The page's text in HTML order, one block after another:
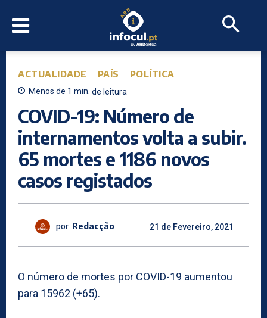
ACTUALIDADE PAÍS POLÍTICA
Menos de 1 min. de leitura
COVID-19: Número de
internamentos volta a subir.
65 mortes e 1186 novos
casos registados
por Redacção 21 de Fevereiro, 2021
O número de mortes por COVID-19 aumentou
para 15962 (+65).